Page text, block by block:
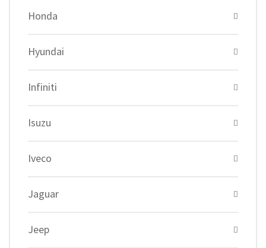
Honda
Hyundai
Infiniti
Isuzu
Iveco
Jaguar
Jeep